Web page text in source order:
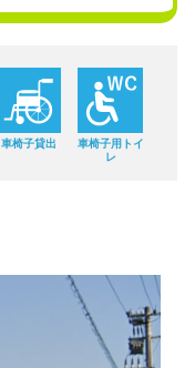
車椅子貸出
車椅子用トイ
レ